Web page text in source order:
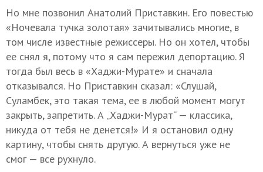
Но мне позвонил Анатолий Приставкин. Его повестью
«Ночевала тучка золотая» зачитывались многие, в
том числе известные режиссеры. Но он хотел, чтобы
ее снял я, потому что я сам пережил депортацию. Я
тогда был весь в «Хаджи-Мурате» и сначала
отказывался. Но Приставкин сказал: «Слушай,
Суламбек, это такая тема, ее в любой момент могут
закрыть, запретить. А „Хаджи-Мурат“ — классика,
никуда от тебя не денется!» И я остановил одну
картину, чтобы снять другую. А вернуться уже не
смог — все рухнуло.